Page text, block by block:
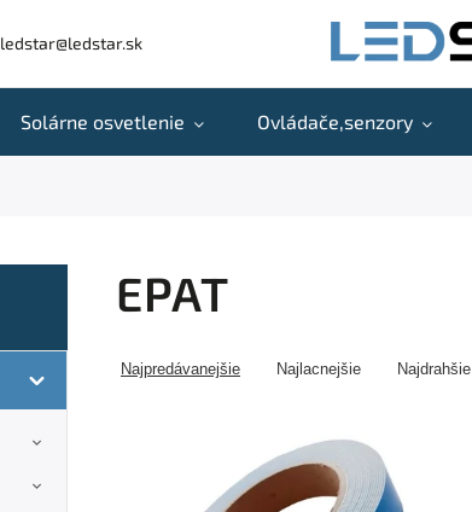
ledstar@ledstar.sk
Solárne osvetlenie Ovládače,senzory
EPAT
Najpredávanejšie Najlacnejšie Najdrahšie